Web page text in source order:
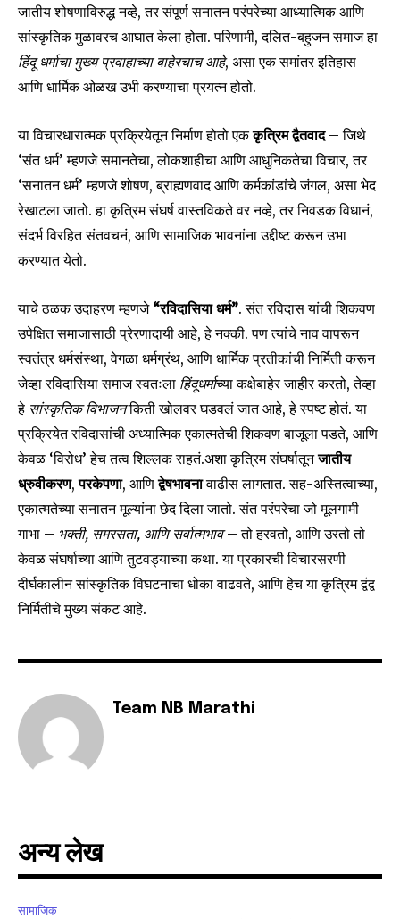
जातीय शोषणाविरुद्ध नव्हे, तर संपूर्ण सनातन परंपरेच्या आध्यात्मिक आणि
सांस्कृतिक मुळावरच आघात केला होता. परिणामी, दलित-बहुजन समाज हा
हिंदू धर्माचा मुख्य प्रवाहाच्या बाहेरचाच आहे, असा एक समांतर इतिहास
आणि धार्मिक ओळख उभी करण्याचा प्रयत्न होतो.
या विचारधारात्मक प्रक्रियेतून निर्माण होतो एककृत्रिम द्वैतवाद– जिथे
‘संत धर्म’ म्हणजे समानतेचा, लोकशाहीचा आणि आधुनिकतेचा विचार, तर
‘सनातन धर्म’ म्हणजे शोषण, ब्राह्मणवाद आणि कर्मकांडांचे जंगल, असा भेद
रेखाटला जातो. हा कृत्रिम संघर्ष वास्तविकते वर नव्हे, तर निवडक विधानं,
संदर्भ विरहित संतवचनं, आणि सामाजिक भावनांना उद्दीष्ट करून उभा
करण्यात येतो.
याचे ठळक उदाहरण म्हणजे “रविदासिया धर्म”. संत रविदास यांची शिकवण
उपेक्षित समाजासाठी प्रेरणादायी आहे, हे नक्की. पण त्यांचे नाव वापरून
स्वतंत्र धर्मसंस्था, वेगळा धर्मग्रंथ, आणि धार्मिक प्रतीकांची निर्मिती करून
जेव्हा रविदासिया समाज स्वतःला हिंदूधर्माच्या कक्षेबाहेर जाहीर करतो, तेव्हा
हे सांस्कृतिक विभाजनकिती खोलवर घडवलं जात आहे, हे स्पष्ट होतं. या
प्रक्रियेत रविदासांची अध्यात्मिक एकात्मतेची शिकवण बाजूला पडते, आणि
केवळ ‘विरोध’ हेच तत्व शिल्लक राहतं.अशा कृत्रिम संघर्षातूनजातीय
ध्रुवीकरण,परकेपणा, आणिद्वेषभावनावाढीस लागतात. सह-अस्तित्वाच्या,
एकात्मतेच्या सनातन मूल्यांना छेद दिला जातो. संत परंपरेचा जो मूलगामी
गाभा – भक्ती, समरसता, आणि सर्वात्मभाव– तो हरवतो, आणि उरतो तो
केवळ संघर्षाच्या आणि तुटवड्याच्या कथा. या प्रकारची विचारसरणी
दीर्घकालीन सांस्कृतिक विघटनाचा धोका वाढवते, आणि हेच या कृत्रिम द्वंद्व
निर्मितीचे मुख्य संकट आहे.
Team NB Marathi
अन्य लेख
सामाजिक